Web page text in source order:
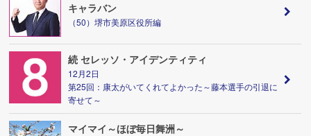
キャラバン
（50）堺市美原区役所編
続 セレッソ・アイデンティティ
12月2日
第25回：康太がいてくれてよかった～藤本選手の引退に
寄せて～
マイマイ～ほぼ毎日舞洲～